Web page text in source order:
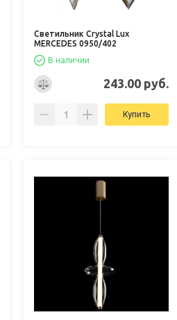
Светильник Crystal Lux
MERCEDES 0950/402
В наличии
243.00 руб.
Купить